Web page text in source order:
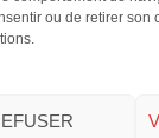
ou de retirer son
éducation